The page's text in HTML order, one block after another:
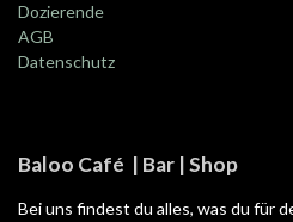
Dozierende
AGB
Datenschutz
Baloo Café | Bar | Shop
Bei uns findest du alles, was du für